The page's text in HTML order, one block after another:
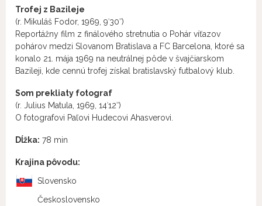
Trofej z Bazileje
(r. Mikuláš Fodor, 1969, 9ʾ30ʾʾ)
Reportážny film z finálového stretnutia o Pohár víťazov
pohárov medzi Slovanom Bratislava a FC Barcelona, ktoré sa
konalo 21. mája 1969 na neutrálnej pôde v švajčiarskom
Bazileji, kde cennú trofej získal bratislavský futbalový klub.
Som prekliaty fotograf
(r. Julius Matula, 1969, 14ʾ12ʾʾ)
O fotografovi Paľovi Hudecovi Ahasverovi.
Dĺžka: 78 min
Krajina pôvodu:
Slovensko
Československo